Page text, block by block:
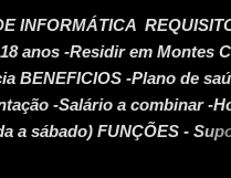
INFORMÁTICA
anos -Residir em Montes
BENEFICIOS -Plano de
-Salário a combinar -
a sábado) FUNÇÕES -